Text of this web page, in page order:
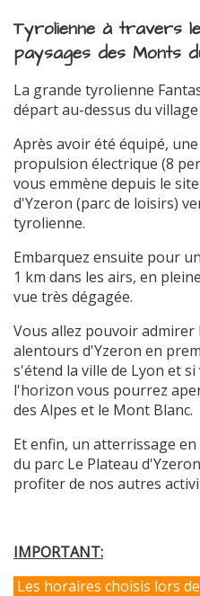
Tyrolienne à travers
paysages des Monts
La grande tyrolienne
départ au-dessus du
Après avoir été équipé,
propulsion électrique (8
vous emmène depuis le
d'Yzeron (parc de loisirs)
tyrolienne.
Embarquez ensuite pour
1 km dans les airs, en
vue très dégagée.
Vous allez pouvoir admirer
alentours d'Yzeron en
s'étend la ville de Lyon et
l'horizon vous pourrez
des Alpes et le Mont Blanc.
Et enfin, un atterrissage
du parc Le Plateau
profiter de nos autres
IMPORTANT:
Les horaires choisis lors